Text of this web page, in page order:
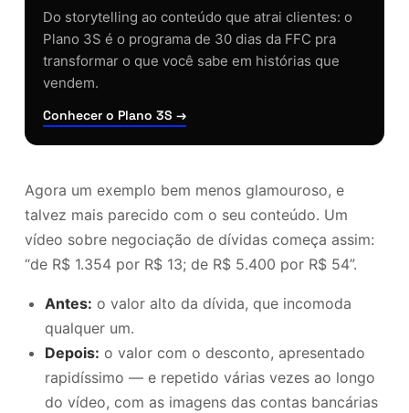
Do storytelling ao conteúdo que atrai clientes: o
Plano 3S é o programa de 30 dias da FFC pra
transformar o que você sabe em histórias que
vendem.
Conhecer o Plano 3S →
Agora um exemplo bem menos glamouroso, e
talvez mais parecido com o seu conteúdo. Um
vídeo sobre negociação de dívidas começa assim:
“de R$ 1.354 por R$ 13; de R$ 5.400 por R$ 54”.
Antes: o valor alto da dívida, que incomoda
qualquer um.
Depois: o valor com o desconto, apresentado
rapidíssimo — e repetido várias vezes ao longo
do vídeo, com as imagens das contas bancárias